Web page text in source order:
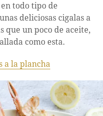
todo tipo de
deliciosas cigalas a
que un poco de aceite,
como esta.
a la plancha